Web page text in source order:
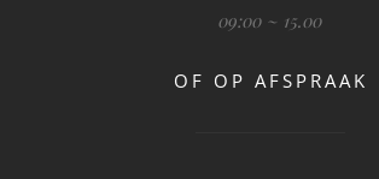
09:00 ~ 15.00
OF OP AFSPRAAK